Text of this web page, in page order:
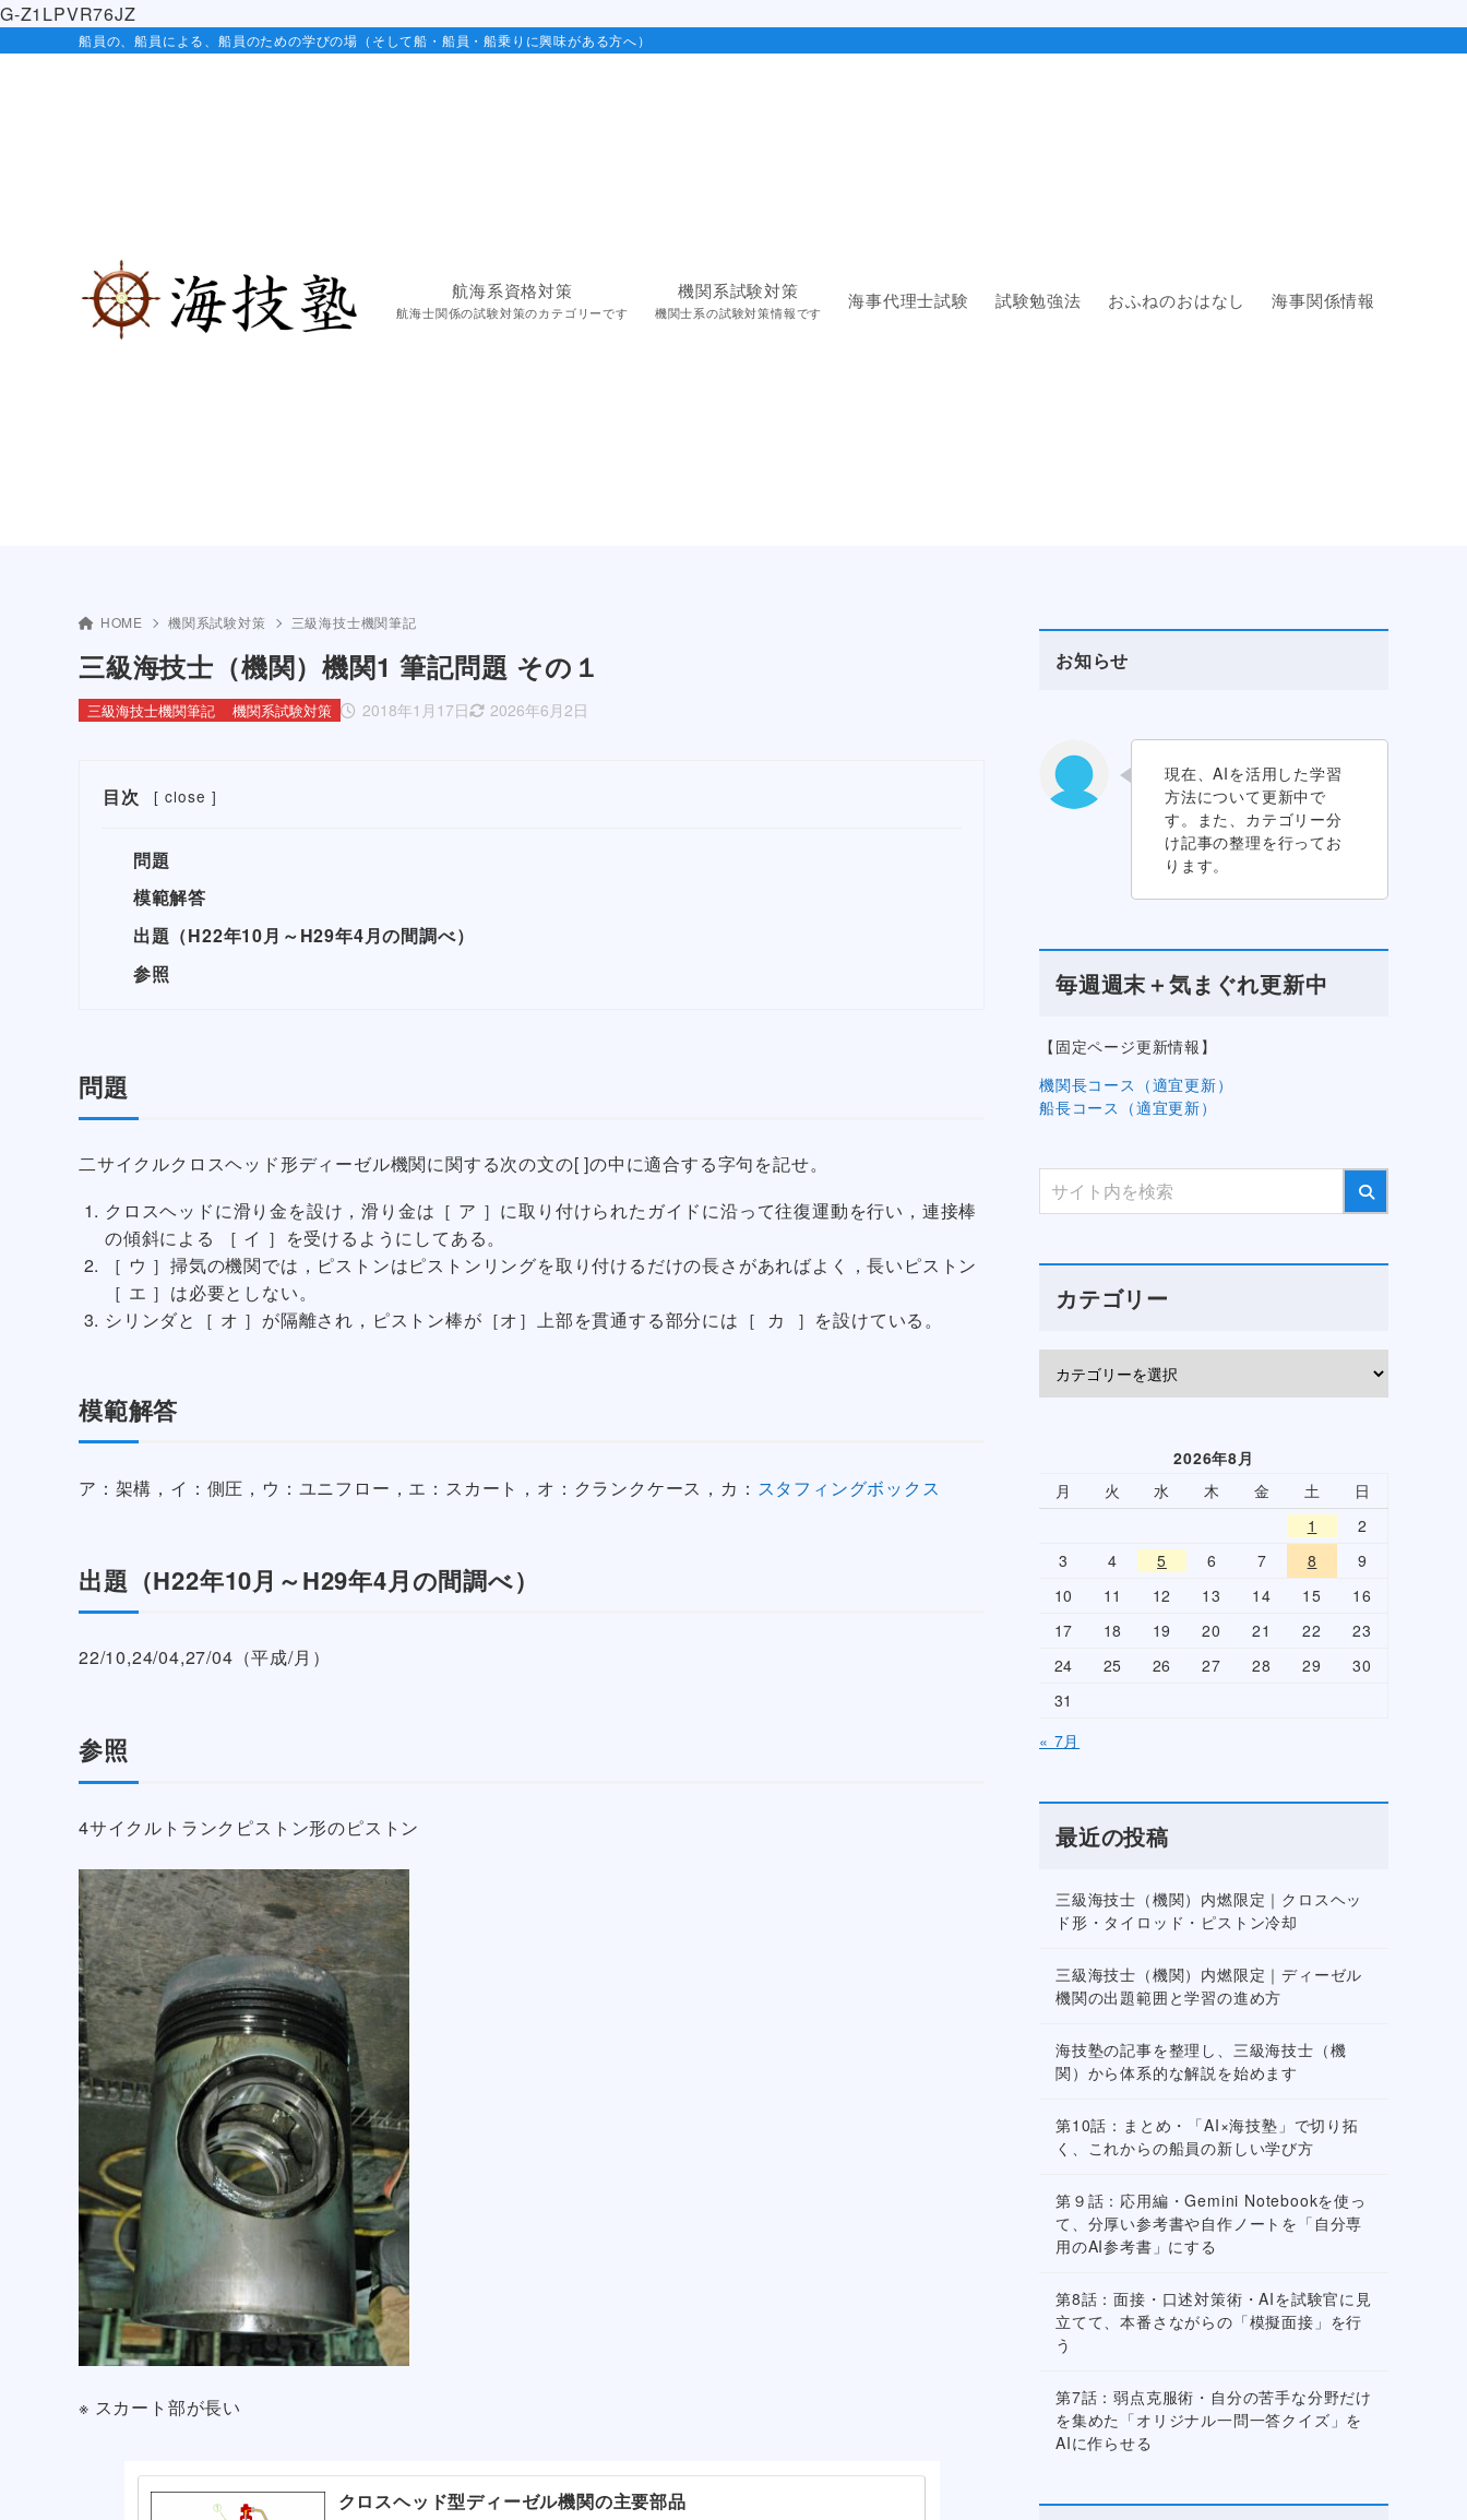
G-Z1LPVR76JZ
船員の、船員による、船員のための学びの場（そして船・船員・船乗りに興味がある方へ）
航海系資格対策
航海士関係の試験対策のカテゴリーです
機関系試験対策
機関士系の試験対策情報です
海事代理士試験 試験勉強法 おふねのおはなし 海事関係情報
HOME 機関系試験対策 三級海技士機関筆記
三級海技士（機関）機関1 筆記問題 その１
2018年1月17日 2026年6月2日
三級海技士機関筆記 機関系試験対策
目次 [ close ]
問題
模範解答
出題（H22年10月～H29年4月の間調べ）
参照
問題
二サイクルクロスヘッド形ディーゼル機関に関する次の文の[ ]の中に適合する字句を記せ。
クロスヘッドに滑り金を設け，滑り金は［ ア ］に取り付けられたガイドに沿って往復運動を行い，連接棒
の傾斜による ［ イ ］を受けるようにしてある。
［ ウ ］掃気の機関では，ピストンはピストンリングを取り付けるだけの長さがあればよく，長いピストン
［ エ ］は必要としない。
シリンダと［ オ ］が隔離され，ピストン棒が［オ］上部を貫通する部分には［ カ ］を設けている。
模範解答
ア：架構，イ：側圧，ウ：ユニフロー，エ：スカート，オ：クランクケース，カ： スタフィングボックス
出題（H22年10月～H29年4月の間調べ）
22/10,24/04,27/04（平成/月）
参照
4サイクルトランクピストン形のピストン
※ スカート部が長い
クロスヘッド型ディーゼル機関の主要部品
お知らせ
現在、AIを活用した学習
方法について更新中で
す。また、カテゴリー分
け記事の整理を行ってお
ります。
毎週週末＋気まぐれ更新中
【固定ページ更新情報】
機関長コース（適宜更新）
船長コース（適宜更新）
カテゴリー
2026年8月
月
火 水 木 金 土
日
1
2
3
4 5 6 7 8
9
10
11 12 13 14 15
16
17
18 19 20 21 22
23
24
25 26 27 28 29
30
31
« 7月
最近の投稿
三級海技士（機関）内燃限定｜クロスヘッ
ド形・タイロッド・ピストン冷却
三級海技士（機関）内燃限定｜ディーゼル
機関の出題範囲と学習の進め方
海技塾の記事を整理し、三級海技士（機
関）から体系的な解説を始めます
第10話：まとめ・「AI×海技塾」で切り拓
く、これからの船員の新しい学び方
第９話：応用編・Gemini Notebookを使っ
て、分厚い参考書や自作ノートを「自分専
用のAI参考書」にする
第8話：面接・口述対策術・AIを試験官に見
立てて、本番さながらの「模擬面接」を行
う
第7話：弱点克服術・自分の苦手な分野だけ
を集めた「オリジナル一問一答クイズ」を
AIに作らせる